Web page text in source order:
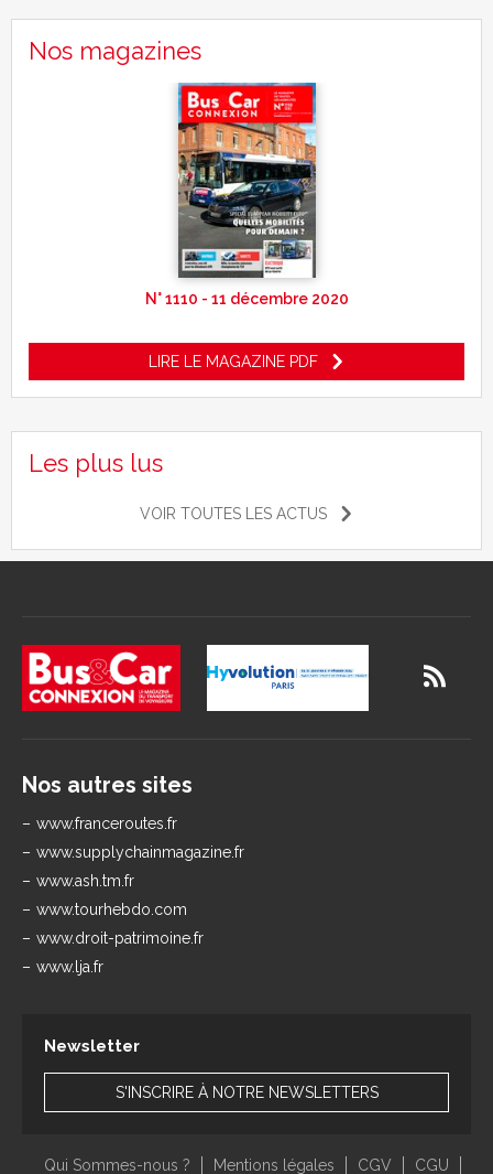
Nos magazines
N° 1110 - 11 décembre 2020
LIRE LE MAGAZINE PDF
Les plus lus
VOIR TOUTES LES ACTUS
Nos autres sites
www.franceroutes.fr
www.supplychainmagazine.fr
www.ash.tm.fr
www.tourhebdo.com
www.droit-patrimoine.fr
www.lja.fr
Newsletter
S'INSCRIRE À NOTRE NEWSLETTERS
Qui Sommes-nous ? Mentions légales CGV
CGU